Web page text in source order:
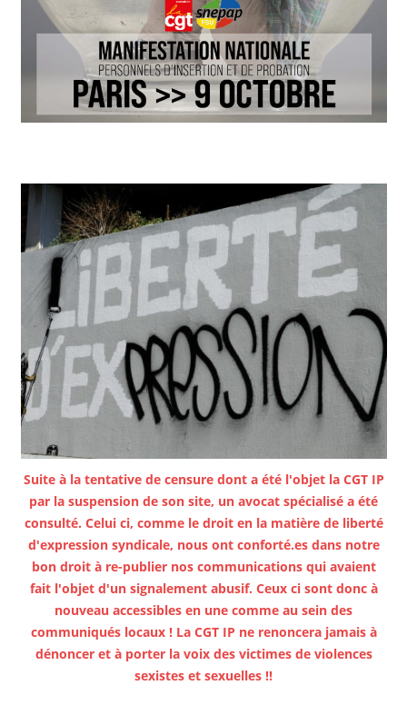
Suite à la tentative de censure dont a été l'objet la CGT IP
par la suspension de son site, un avocat spécialisé a été
consulté. Celui ci, comme le droit en la matière de liberté
d'expression syndicale, nous ont conforté.es dans notre
bon droit à re-publier nos communications qui avaient
fait l'objet d'un signalement abusif. Ceux ci sont donc à
nouveau accessibles en une comme au sein des
communiqués locaux ! La CGT IP ne renoncera jamais à
dénoncer et à porter la voix des victimes de violences
sexistes et sexuelles !!